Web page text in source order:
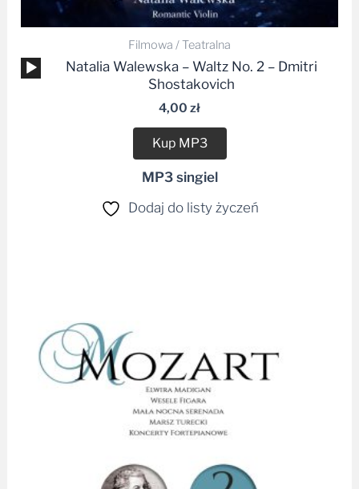
Filmowa / Teatralna
Odtwarzacz
plików
dźwiękowych
Natalia Walewska – Waltz No. 2 – Dmitri
Shostakovich
4,00 zł
Kup MP3
MP3 singiel
Dodaj do listy życzeń